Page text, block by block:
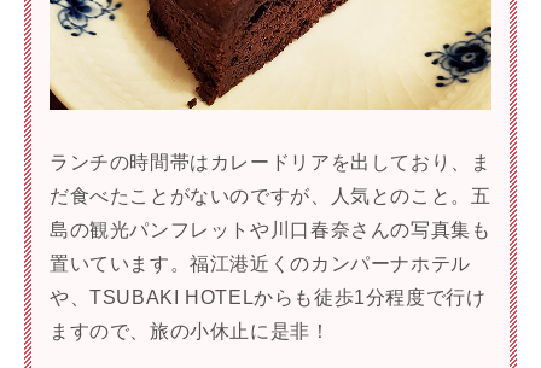
ランチの時間帯はカレードリアを出しており、ま
だ食べたことがないのですが、人気とのこと。五
島の観光パンフレットや川口春奈さんの写真集も
置いています。福江港近くのカンパーナホテル
や、TSUBAKI HOTELからも徒歩1分程度で行け
ますので、旅の小休止に是非！